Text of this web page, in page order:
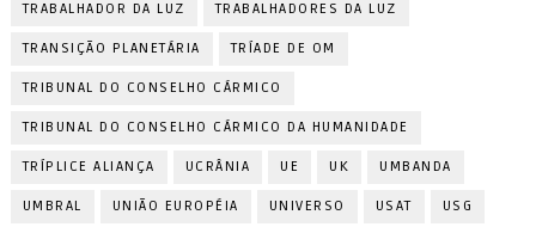
TRABALHADOR DA LUZ TRABALHADORES DA LUZ
TRANSIÇÃO PLANETÁRIA TRÍADE DE OM
TRIBUNAL DO CONSELHO CÁRMICO
TRIBUNAL DO CONSELHO CÁRMICO DA HUMANIDADE
TRÍPLICE ALIANÇA UCRÂNIA UE UK UMBANDA
UMBRAL UNIÃO EUROPÉIA UNIVERSO USAT USG